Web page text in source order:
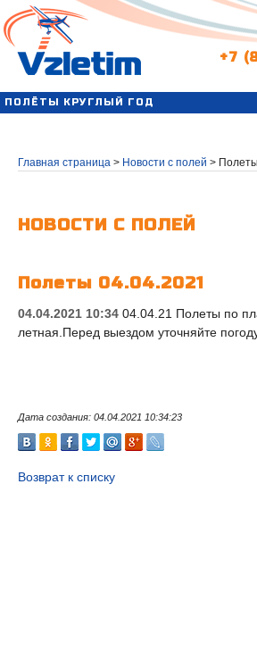
+7
ПОЛЁТЫ КРУГЛЫЙ ГОД
Главная страница > Новости с полей >
НОВОСТИ С ПОЛЕЙ
Полеты 04.04.2021
04.04.2021 10:34 04.04.21 Полеты по
летная.Перед выездом уточняйте
Дата создания: 04.04.2021 10:34:23
Возврат к списку